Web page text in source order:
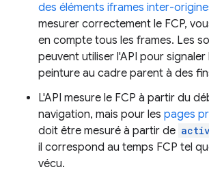
des éléments iframes inter-
mesurer correctement le FCP,
en compte tous les frames. Les
peuvent utiliser l'API pour signaler
peinture au cadre parent à des
L'API mesure le FCP à partir du
navigation, mais pour les pages
doit être mesuré à partir de
il correspond au temps FCP tel
vécu.